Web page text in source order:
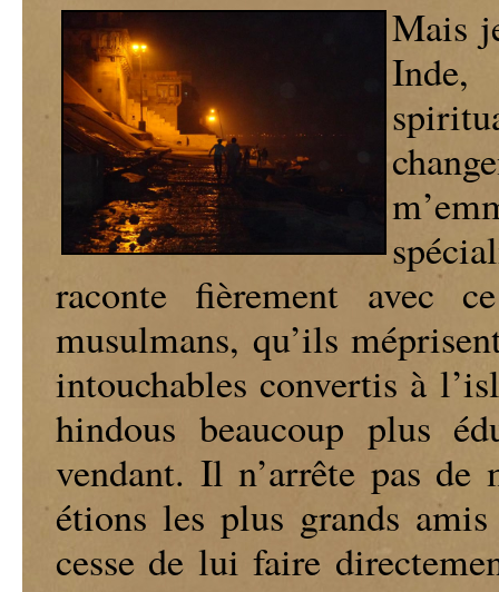
Mais
raconte fièrement avec
musulmans, qu’ils
intouchables convertis à
hindous beaucoup plus
vendant. Il n’arrête pas
étions les plus grands
cesse de lui faire